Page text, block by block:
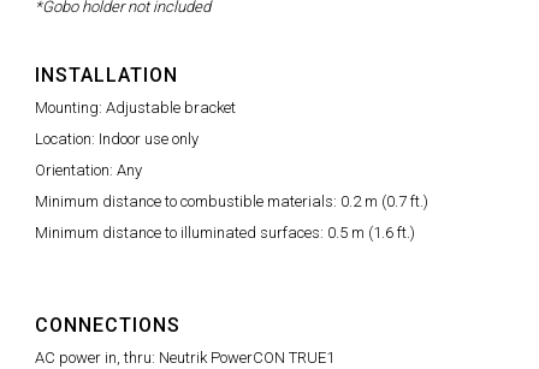
*Gobo holder not included
INSTALLATION
Mounting: Adjustable bracket
Location: Indoor use only
Orientation: Any
Minimum distance to combustible materials: 0.2 m (0.7 ft.)
Minimum distance to illuminated surfaces: 0.5 m (1.6 ft.)
CONNECTIONS
AC power in, thru: Neutrik PowerCON TRUE1